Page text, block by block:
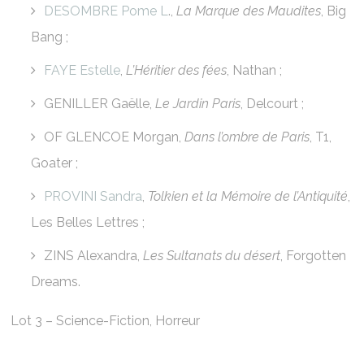
DESOMBRE Pome L.,La Marque des Maudites, Big
Bang ;
FAYE Estelle,L’Héritier des fées, Nathan ;
GENILLER Gaëlle,Le Jardin Paris, Delcourt ;
OF GLENCOE Morgan,Dans l’ombre de Paris, T1,
Goater ;
PROVINI Sandra, Tolkien et la Mémoire de l’Antiquité,
Les Belles Lettres ;
ZINS Alexandra,Les Sultanats du désert, Forgotten
Dreams.
Lot 3 – Science-Fiction, Horreur